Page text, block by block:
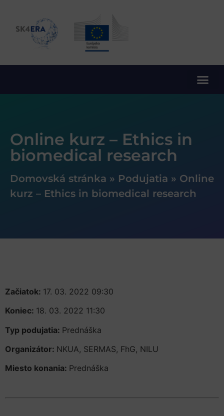
Online kurz – Ethics in
biomedical research
Domovská stránka » Podujatia » Online
kurz – Ethics in biomedical research
Začiatok: 17. 03. 2022 09:30
Koniec: 18. 03. 2022 11:30
Typ podujatia: Prednáška
Organizátor: NKUA, SERMAS, FhG, NILU
Miesto konania: Prednáška